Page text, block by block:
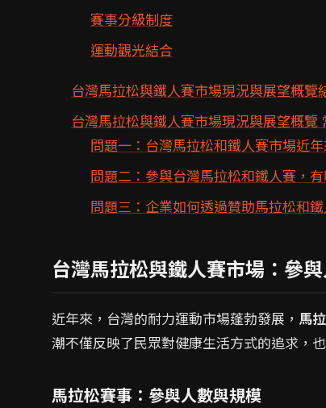
賽事分級制度
運動觀光結合
台灣馬拉松與鐵人賽市場現況與展望概覽
台灣馬拉松與鐵人賽市場現況與展望概覽
問題一：台灣馬拉松和鐵人賽市場近
問題二：參與台灣馬拉松和鐵人賽，
問題三：企業如何透過贊助馬拉松和
台灣馬拉松與鐵人賽市場：參
近年來，台灣的耐力運動市場蓬勃發展， 馬
潮不僅反映了民眾對健康生活方式的追求，
馬拉松賽事：參與人數與規模